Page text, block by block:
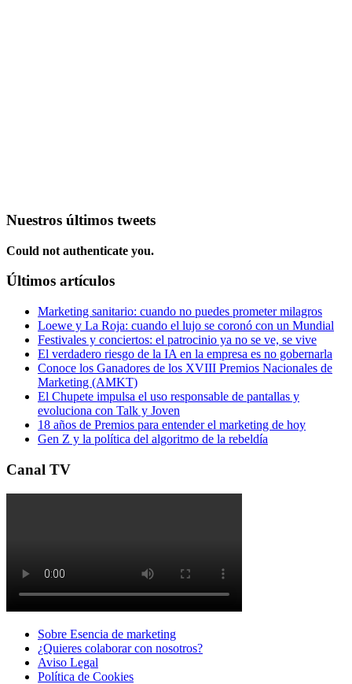
Nuestros últimos tweets
Could not authenticate you.
Últimos artículos
Marketing sanitario: cuando no puedes prometer milagros
Loewe y La Roja: cuando el lujo se coronó con un Mundial
Festivales y conciertos: el patrocinio ya no se ve, se vive
El verdadero riesgo de la IA en la empresa es no gobernarla
Conoce los Ganadores de los XVIII Premios Nacionales de
Marketing (AMKT)
El Chupete impulsa el uso responsable de pantallas y
evoluciona con Talk y Joven
18 años de Premios para entender el marketing de hoy
Gen Z y la política del algoritmo de la rebeldía
Canal TV
Sobre Esencia de marketing
¿Quieres colaborar con nosotros?
Aviso Legal
Polí­tica de Cookies